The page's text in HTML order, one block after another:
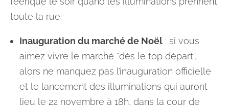
toute la rue.
Inauguration du marché de Noël : si vous
aimez vivre le marché “dès le top départ”,
alors ne manquez pas l’inauguration officielle
et le lancement des illuminations qui auront
lieu le 22 novembre à 18h, dans la cour de